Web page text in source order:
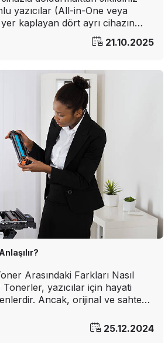
yazıcılar (All-in-One veya
kaplayan dört ayrı cihazın
faks) yükünü tek bir
alan kazandırır hem de iş
21.10.2025
Arasındaki Farkları Nasıl
Tonerler, yazıcılar için hayati
Ancak, orijinal ve sahte
düşük fiyatları ile cazip
tonerler uzun vadede daha
25.12.2024